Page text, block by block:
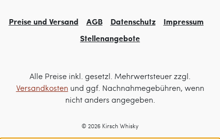
Preise und Versand AGB Datenschutz
Impressum
Stellenangebote
Alle Preise inkl. gesetzl. Mehrwertsteuer zzgl.
Versandkosten und ggf. Nachnahmegebühren, wenn
nicht anders angegeben.
© 2026 Kirsch Whisky